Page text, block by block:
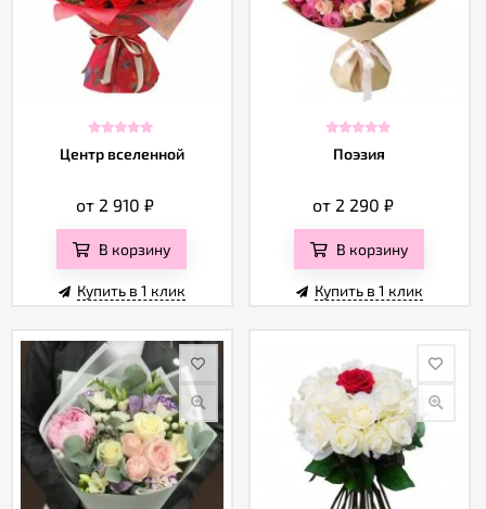
Центр вселенной
от 2 910₽
В корзину
Купить в 1 клик
Поэзия
от 2 290 ₽
В корзину
Купить в 1 клик